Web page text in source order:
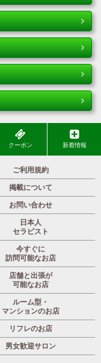
クーポン 新着情報
ご利用規約
掲載について
お問い合わせ
日本人
セラピスト
今すぐに
訪問可能なお店
店舗と出張が
可能なお店
ルーム型・
マンションのお店
リフレのお店
男女歓迎サロン